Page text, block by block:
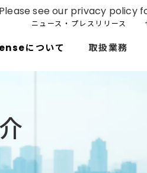
ニュース・プレスリリース
について 取扱業務
see our privacy policy